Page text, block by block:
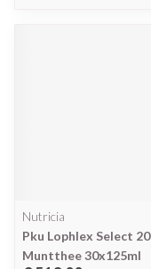
Nutricia
Pku Lophlex Select 20
Muntthee 30x125ml